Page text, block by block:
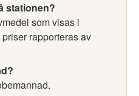
stationen?
som visas i
rapporteras av